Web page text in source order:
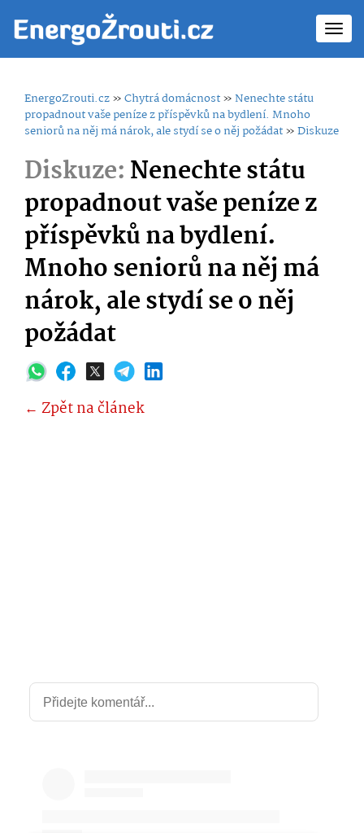
EnergoZrouti.cz»Chytrá domácnost»Nenechte státu
propadnout vaše peníze z příspěvků na bydlení. Mnoho
seniorů na něj má nárok, ale stydí se o něj požádat»Diskuze
Diskuze:Nenechte státu
propadnout vaše peníze z
příspěvků na bydlení.
Mnoho seniorů na něj má
nárok, ale stydí se o něj
požádat
← Zpět na článek